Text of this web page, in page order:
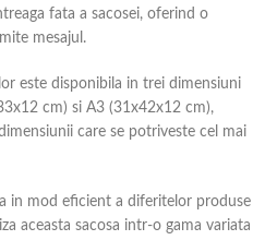
fata a sacosei, oferind o
mesajul.
este disponibila in trei dimensiuni
cm) si A3 (31x42x12 cm),
care se potriveste cel mai
in mod eficient a diferitelor produse
aceasta sacosa intr-o gama variata